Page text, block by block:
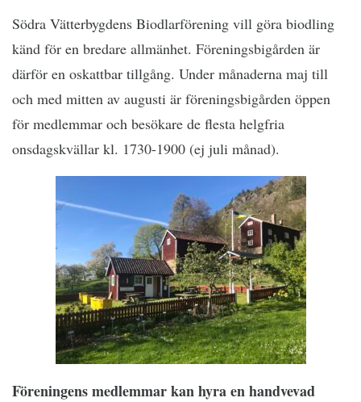
Södra Vätterbygdens Biodlarförening vill göra biodling
känd för en bredare allmänhet. Föreningsbigården är
därför en oskattbar tillgång. Under månaderna maj till
och med mitten av augusti är föreningsbigården öppen
för medlemmar och besökare de flesta helgfria
onsdagskvällar kl. 1730-1900 (ej juli månad).
Föreningens medlemmar kan hyra en handvevad